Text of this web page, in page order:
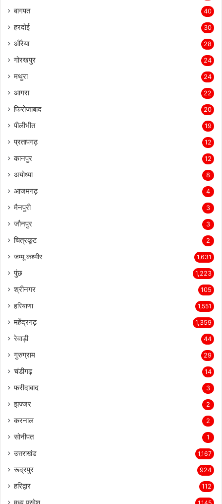
बागपत 40
हरदोई 30
औरैया 28
गोरखपुर 24
मथुरा 24
आगरा 22
फिरोजाबाद 20
पीलीभीत 19
प्रतापगढ़ 12
कानपुर 12
अयोध्या 8
आजमगढ़ 4
मैनपुरी 3
जौनपुर 3
चित्रकूट 2
जम्मू कश्मीर 1,631
पुंछ 1,223
श्रीनगर 105
हरियाणा 1,551
महेंद्रगढ़ 1,359
रेवाड़ी 44
गुरुग्राम 29
चंडीगढ़ 14
फरीदाबाद 3
झज्जर 2
करनाल 2
सोनीपत 1
उत्तराखंड 1,167
रूद्रपुर 924
हरिद्वार 112